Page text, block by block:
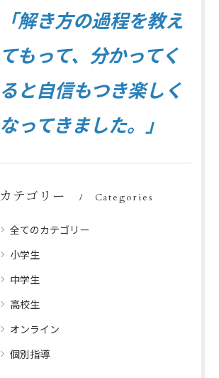
「解き方の過程を教え
てもって、分かってく
ると自信もつき楽しく
なってきました。」
カテゴリー Categories
全てのカテゴリー
小学生
中学生
高校生
オンライン
個別指導